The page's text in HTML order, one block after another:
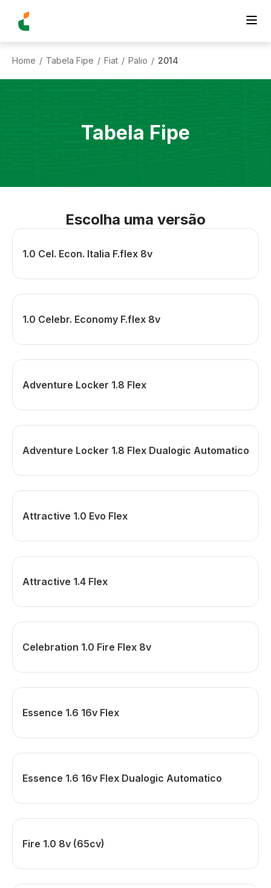
Home / Tabela Fipe / Fiat / Palio / 2014
Tabela Fipe
Escolha uma versão
1.0 Cel. Econ. Italia F.flex 8v
1.0 Celebr. Economy F.flex 8v
Adventure Locker 1.8 Flex
Adventure Locker 1.8 Flex Dualogic Automatico
Attractive 1.0 Evo Flex
Attractive 1.4 Flex
Celebration 1.0 Fire Flex 8v
Essence 1.6 16v Flex
Essence 1.6 16v Flex Dualogic Automatico
Fire 1.0 8v (65cv)